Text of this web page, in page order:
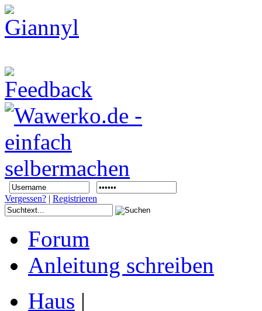
Vergessen? | Registrieren
Forum
Anleitung schreiben
Haus |